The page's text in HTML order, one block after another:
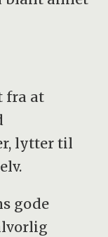
fra at
lytter til
gode